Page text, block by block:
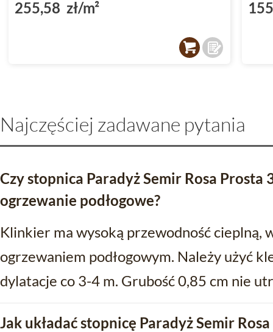
255,58 zł/m²
Najczęściej zadawane pytania
Czy stopnica Paradyż Semir Rosa Prosta
ogrzewanie podłogowe?
Klinkier ma wysoką przewodność cieplną,
ogrzewaniem podłogowym. Należy użyć
dylatacje co 3-4 m. Grubość 0,85 cm nie
Jak układać stopnicę Paradyż Semir